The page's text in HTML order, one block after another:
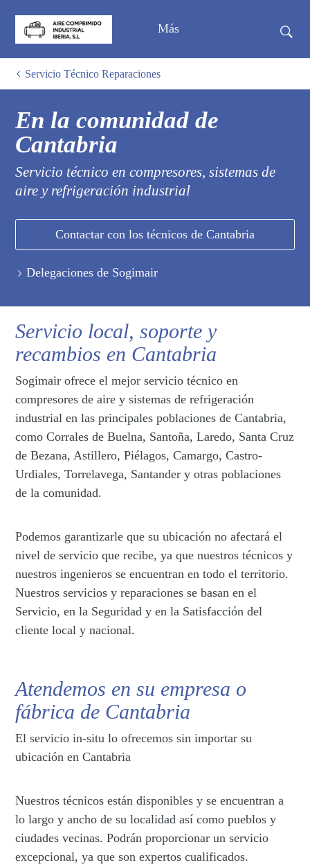
Más
Servicio Técnico Reparaciones
En la comunidad de
Cantabria
Servicio técnico en compresores, sistemas de
aire y refrigeración industrial
Contactar con los técnicos de Cantabria
Delegaciones de Sogimair
Servicio local, soporte y
recambios en Cantabria
Sogimair ofrece el mejor servicio técnico en
compresores de aire y sistemas de refrigeración
industrial en las principales poblaciones de Cantabria,
como Corrales de Buelna, Santoña, Laredo, Santa Cruz
de Bezana, Astillero, Piélagos, Camargo, Castro-
Urdiales, Torrelavega, Santander y otras poblaciones
de la comunidad.
Podemos garantizarle que su ubicación no afectará el
nivel de servicio que recibe, ya que nuestros técnicos y
nuestros ingenieros se encuentran en todo el territorio.
Nuestros servicios y reparaciones se basan en el
Servicio, en la Seguridad y en la Satisfacción del
cliente local y nacional.
Atendemos en su empresa o
fábrica de Cantabria
El servicio in-situ lo ofrecemos sin importar su
ubicación en Cantabria
Nuestros técnicos están disponibles y se encuentran a
lo largo y ancho de su localidad así como pueblos y
ciudades vecinas. Podrán proporcionar un servicio
excepcional, ya que son expertos cualificados.